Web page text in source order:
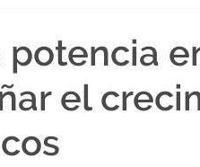
potencia
el